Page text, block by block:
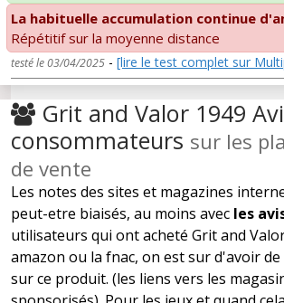
La habituelle accumulation continue
Répétitif sur la moyenne distance
testé le 03/04/2025 - [lire le test complet sur
Grit and Valor 1949
consommateurs sur les
de vente
Les notes des sites et magazines
peut-etre biaisés, au moins avec les
utilisateurs qui ont acheté Grit and
amazon ou la fnac, on est sur d'avoir
sur ce produit. (les liens vers les